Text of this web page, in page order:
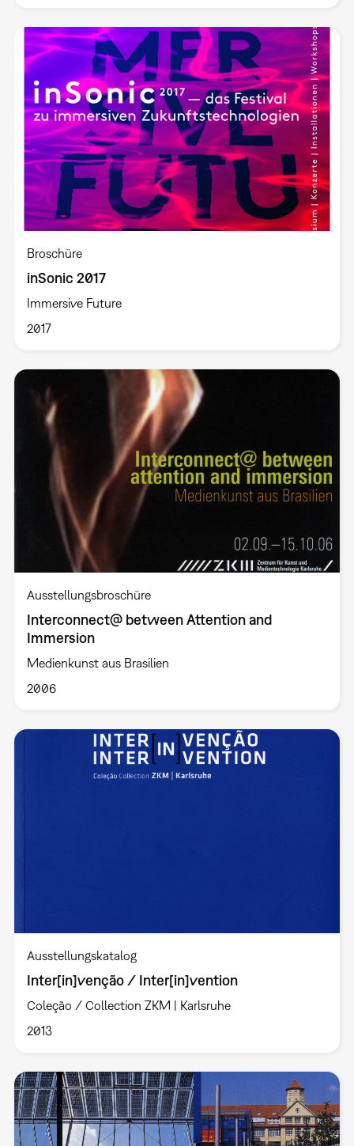
Broschüre
inSonic 2017
Immersive Future
2017
Ausstellungsbroschüre
Interconnect@ between Attention and
Immersion
Medienkunst aus Brasilien
2006
Ausstellungskatalog
Inter[in]venção / Inter[in]vention
Coleção / Collection ZKM | Karlsruhe
2013